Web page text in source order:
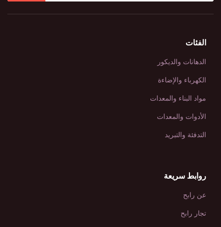
الفئات
الدهانات والديكور
الكهرباء والإضاءة
مواد البناء والمعدات
الأدوات والمعدات
التدفئة والتبريد
روابط سريعة
عن رابح
تجار رابح